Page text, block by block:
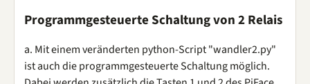
Programmgesteuerte Schaltung von 2 Relais
a. Mit einem veränderten python-Script "wandler2.py"
ist auch die programmgesteuerte Schaltung möglich.